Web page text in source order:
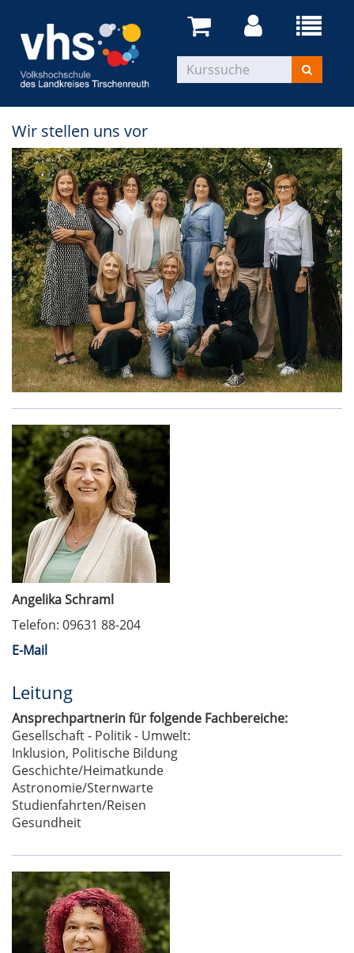
Wir stellen uns vor
Angelika Schraml
Telefon: 09631 88-204
E-Mail
Leitung
Ansprechpartnerin für folgende Fachbereiche:
Gesellschaft - Politik - Umwelt:
Inklusion, Politische Bildung
Geschichte/Heimatkunde
Astronomie/Sternwarte
Studienfahrten/Reisen
Gesundheit